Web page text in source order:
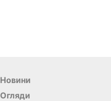
Новини
Огляди